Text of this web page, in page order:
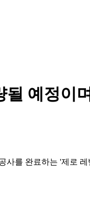
예정이
를 완료하는 '제로